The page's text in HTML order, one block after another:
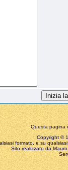
Questa pagina
Copyright ©
formato, e su
Sito realizzato da